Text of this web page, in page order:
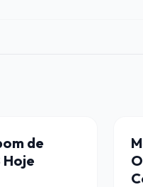
de
Hoje